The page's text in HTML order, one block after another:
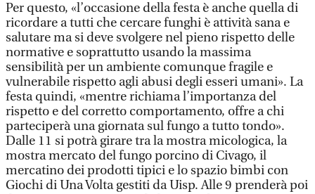
Per questo, «l’occasione della festa è anche quella di
ricordare a tutti che cercare funghi è attività sana e
salutare ma si deve svolgere nel pieno rispetto delle
normative e soprattutto usando la massima
sensibilità per un ambiente comunque fragile e
vulnerabile rispetto agli abusi degli esseri umani». La
festa quindi, «mentre richiama l’importanza del
rispetto e del corretto comportamento, offre a chi
parteciperà una giornata sul fungo a tutto tondo».
Dalle 11 si potrà girare tra la mostra micologica, la
mostra mercato del fungo porcino di Civago, il
mercatino dei prodotti tipici e lo spazio bimbi con
Giochi di Una Volta gestiti da Uisp. Alle 9 prenderà poi